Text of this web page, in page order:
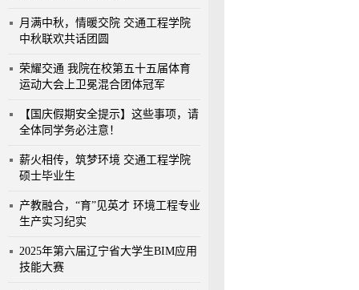
月满中秋，情暖交院 交通工程学院
中秋联欢共话团圆
荣耀交通 我院在校第五十五届体育
运动大会上卫冕混合团体冠军
【国庆假期安全提示】这些事项，请
全体同学务必注意！
薪火相传，筑梦环境 交通工程学院
硕士毕业生
产教融合，“育”见英才 环境工程专业
生产实习纪实
2025年第六届辽宁省大学生BIM应用
技能大赛